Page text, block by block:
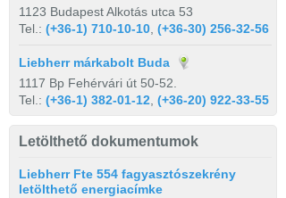
1123 Budapest Alkotás utca 53
Tel.: (+36-1) 710-10-10 (+36-30) 256-32-56
Liebherr márkabolt Buda
1117 Bp Fehérvári út 50-52.
Tel.: (+36-1) 382-01-12 (+36-20) 922-33-55
Letölthető dokumentumok
Liebherr Fte 554 fagyasztószekrény
letölthető energiacímke